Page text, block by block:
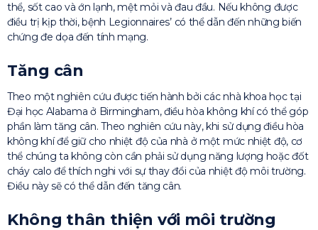
thể, sốt cao và ớn lạnh, mệt mỏi và đau đầu. Nếu không được
điều trị kịp thời, bệnh Legionnaires’ có thể dẫn đến những biến
chứng đe dọa đến tính mạng.
Tăng cân
Theo một nghiên cứu được tiến hành bởi các nhà khoa học tại
Đại học Alabama ở Birmingham, điều hòa không khí có thể góp
phần làm tăng cân. Theo nghiên cứu này, khi sử dụng điều hòa
không khí để giữ cho nhiệt độ của nhà ở một mức nhiệt độ, cơ
thể chúng ta không còn cần phải sử dụng năng lượng hoặc đốt
cháy calo để thích nghi với sự thay đổi của nhiệt độ môi trường.
Điều này sẽ có thể dẫn đến tăng cân.
Không thân thiện với môi trường